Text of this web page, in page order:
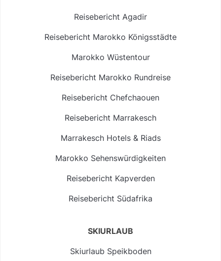
Reisebericht Agadir
Reisebericht Marokko Königsstädte
Marokko Wüstentour
Reisebericht Marokko Rundreise
Reisebericht Chefchaouen
Reisebericht Marrakesch
Marrakesch Hotels & Riads
Marokko Sehenswürdigkeiten
Reisebericht Kapverden
Reisebericht Südafrika
SKIURLAUB
Skiurlaub Speikboden